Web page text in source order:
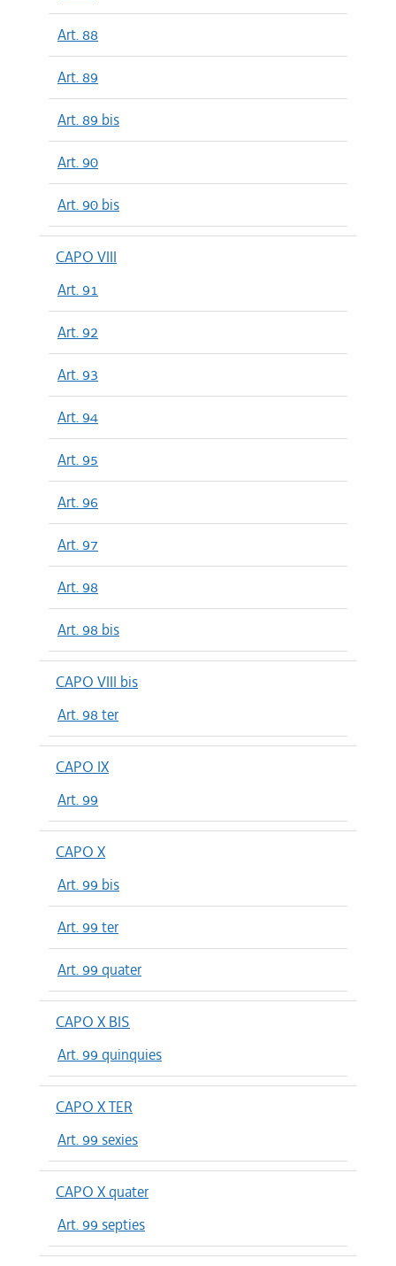
Art. 88
Art. 89
Art. 89 bis
Art. 90
Art. 90 bis
CAPO VIII
Art. 91
Art. 92
Art. 93
Art. 94
Art. 95
Art. 96
Art. 97
Art. 98
Art. 98 bis
CAPO VIII bis
Art. 98 ter
CAPO IX
Art. 99
CAPO X
Art. 99 bis
Art. 99 ter
Art. 99 quater
CAPO X BIS
Art. 99 quinquies
CAPO X TER
Art. 99 sexies
CAPO X quater
Art. 99 septies